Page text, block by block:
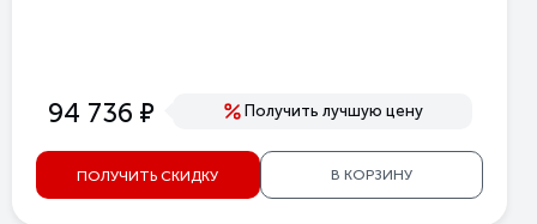
94 736 е Получить лучшую цену
ПОЛУЧИТЬ СКИДКУ В КОРЗИНУ